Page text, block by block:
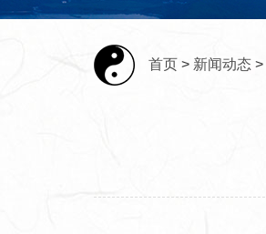
首页 > 新闻动态 >